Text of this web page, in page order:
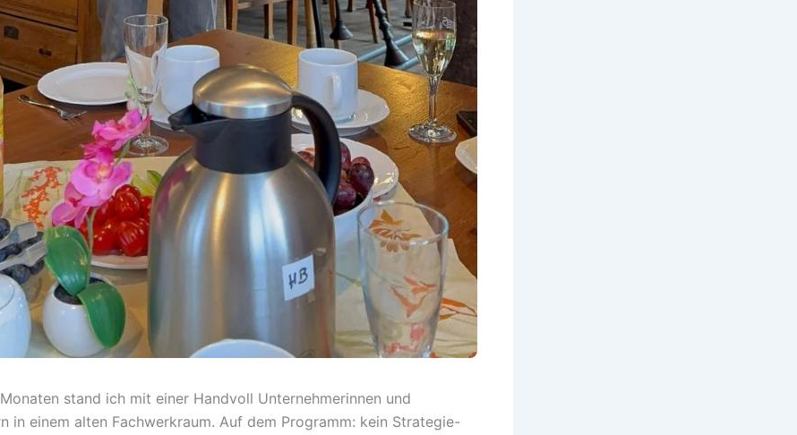
stand ich mit einer Handvoll Unternehmerinnen und
in einem alten Fachwerkraum. Auf dem Programm: kein Strategie-